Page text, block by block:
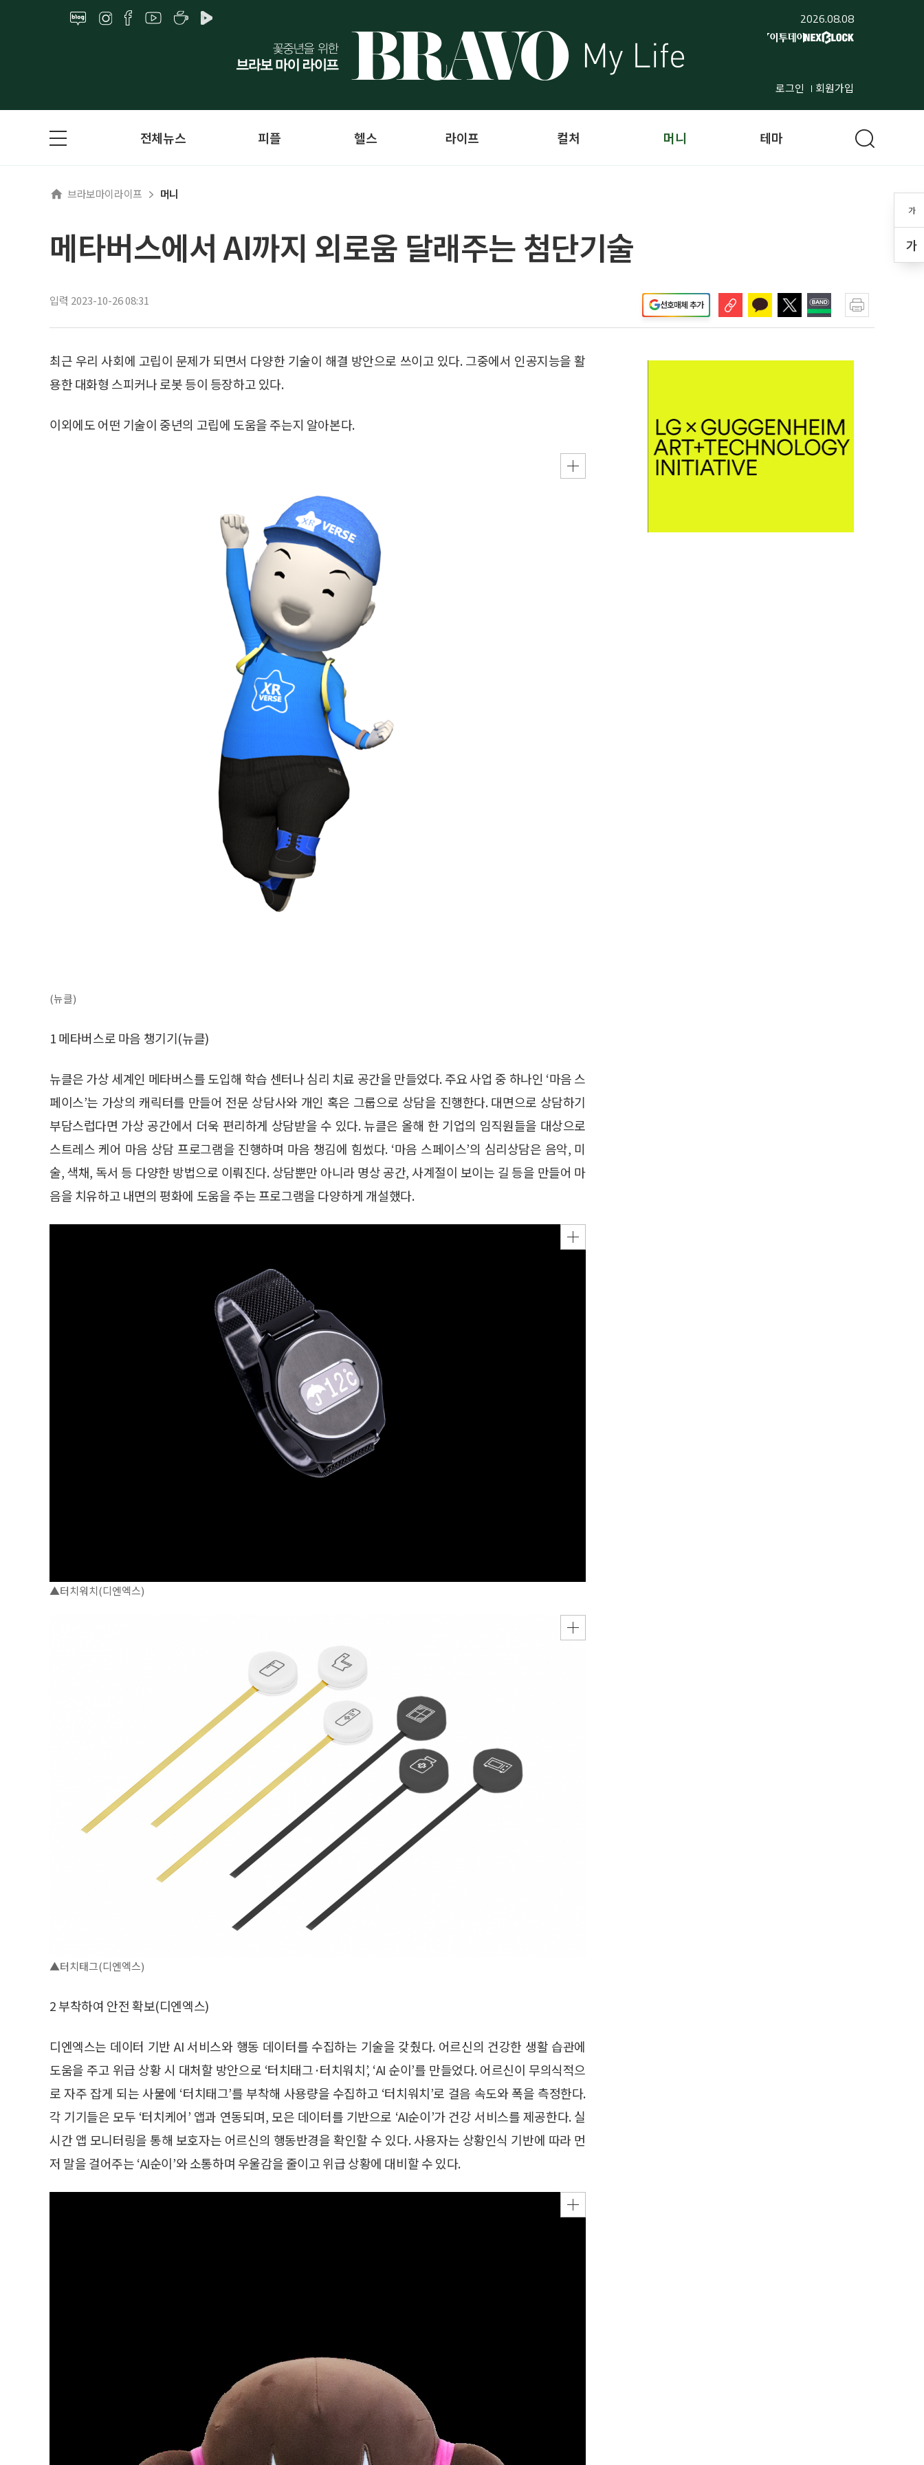
2026.08.08
로그인 회원가입
가
가
전체뉴스 피플 헬스 라이프 컬처 머니 테마
브라보마이라이프 머니
메타버스에서 AI까지 외로움 달래주는 첨단기술
입력 2023-10-26 08:31 선호매체 추가
최근 우리 사회에 고립이 문제가 되면서 다양한 기술이 해결 방안으로 쓰이고 있다. 그중에서 인공지능을 활
용한 대화형 스피커나 로봇 등이 등장하고 있다.
이외에도 어떤 기술이 중년의 고립에 도움을 주는지 알아본다.
(뉴클)
1 메타버스로 마음 챙기기(뉴클)
뉴클은 가상 세계인 메타버스를 도입해 학습 센터나 심리 치료 공간을 만들었다. 주요 사업 중 하나인 ‘마음 스
페이스’는 가상의 캐릭터를 만들어 전문 상담사와 개인 혹은 그룹으로 상담을 진행한다. 대면으로 상담하기
부담스럽다면 가상 공간에서 더욱 편리하게 상담받을 수 있다. 뉴클은 올해 한 기업의 임직원들을 대상으로
스트레스 케어 마음 상담 프로그램을 진행하며 마음 챙김에 힘썼다. ‘마음 스페이스’의 심리상담은 음악, 미
술, 색채, 독서 등 다양한 방법으로 이뤄진다. 상담뿐만 아니라 명상 공간, 사계절이 보이는 길 등을 만들어 마
음을 치유하고 내면의 평화에 도움을 주는 프로그램을 다양하게 개설했다.
▲터치워치(디엔엑스)
▲터치태그(디엔엑스)
2 부착하여 안전 확보(디엔엑스)
디엔엑스는 데이터 기반 AI 서비스와 행동 데이터를 수집하는 기술을 갖췄다. 어르신의 건강한 생활 습관에
도움을 주고 위급 상황 시 대처할 방안으로 ‘터치태그·터치워치’, ‘AI 순이’를 만들었다. 어르신이 무의식적으
로 자주 잡게 되는 사물에 ‘터치태그’를 부착해 사용량을 수집하고 ‘터치워치’로 걸음 속도와 폭을 측정한다.
각 기기들은 모두 ‘터치케어’ 앱과 연동되며, 모은 데이터를 기반으로 ‘AI순이’가 건강 서비스를 제공한다. 실
시간 앱 모니터링을 통해 보호자는 어르신의 행동반경을 확인할 수 있다. 사용자는 상황인식 기반에 따라 먼
저 말을 걸어주는 ‘AI순이’와 소통하며 우울감을 줄이고 위급 상황에 대비할 수 있다.